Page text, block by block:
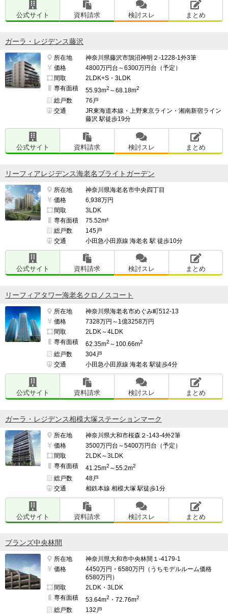
公式サイト 資料請求 検討スレ まとめ
ガーラ・レジデンス藤沢
所在地
神奈川県藤沢市鵠沼神明２-1228-1外3筆
価格
4800万円台～6300万円台（予定）
間取
2LDK+S・3LDK
専有面積
55.93m2 ～68.18m2
総戸数
76戸
交通
JR東海道本線・上野東京ライン・湘南新宿ライン
藤沢 駅徒歩19分
公式サイト 資料請求 検討スレ まとめ
リーフィアレジデンス海老名ブライトガーデン
所在地
神奈川県海老名市中央四丁目
価格
6,938万円
間取
3LDK
専有面積
75.52m²
総戸数
145戸
交通
小田急小田原線 海老名 駅 徒歩10分
公式サイト 資料請求 検討スレ まとめ
リーフィアタワー海老名クロノスコート
所在地
神奈川県海老名市めぐみ町512-13
価格
7328万円～1億3258万円
間取
2LDK～4LDK
専有面積
62.35m2 ～100.66m2
総戸数
304戸
交通
小田急小田原線 海老名 駅徒歩4分
公式サイト 資料請求 検討スレ まとめ
ガーラ・レジデンス相模大塚ステーションマーク
所在地
神奈川県大和市桜森２-143-4外2筆
価格
3500万円台～5400万円台（予定）
間取
2LDK～3LDK
専有面積
41.25m2 ～55.2m2
総戸数
48戸
交通
相鉄本線 相模大塚 駅徒歩1分
公式サイト 資料請求 検討スレ まとめ
ブランズ中央林間
所在地
神奈川県大和市中央林間１-4179-1
価格
4450万円・6580万円（うちモデルルーム価格
6580万円）
間取
2LDK・3LDK
専有面積
53.64m2 ・72.76m2
総戸数 132戸